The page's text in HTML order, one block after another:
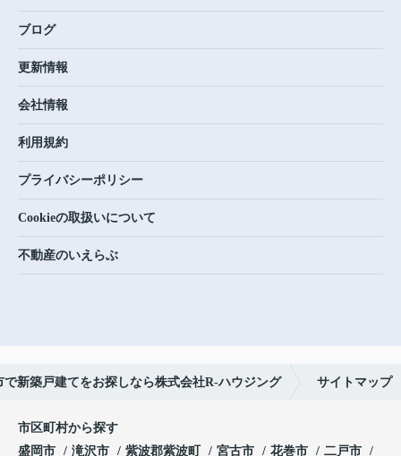
ブログ
更新情報
会社情報
利用規約
プライバシーポリシー
Cookieの取扱いについて
不動産のいえらぶ
で新築戸建てをお探しなら株式会社R-ハウジング サイトマップ
市区町村から探す
盛岡市
滝沢市 紫波郡紫波町 宮古市 花巻市
二戸市